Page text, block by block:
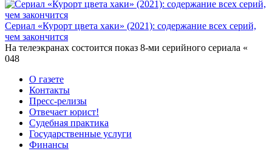
Сериал «Курорт цвета хаки» (2021): содержание всех серий,
чем закончится
На телеэкранах состоится показ 8-ми серийного сериала «
048
О газете
Контакты
Пресс-релизы
Отвечает юрист!
Судебная практика
Государственные услуги
Финансы